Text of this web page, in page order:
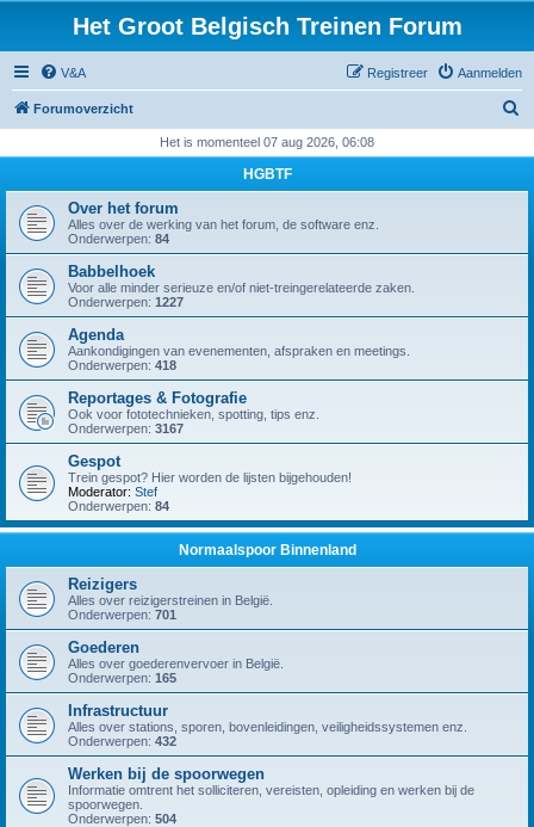
Het Groot Belgisch Treinen Forum
V&A Aanmelden
Registreer
Forumoverzicht
k
Het is momenteel 07 aug 2026, 06:08
HGBTF
Over het forum
Alles over de werking van het forum, de software enz.
Onderwerpen: 84
Babbelhoek
Voor alle minder serieuze en/of niet-treingerelateerde zaken.
Onderwerpen: 1227
Agenda
Aankondigingen van evenementen, afspraken en meetings.
Onderwerpen: 418
Reportages & Fotografie
Ook voor fototechnieken, spotting, tips enz.
Onderwerpen: 3167
Gespot
Trein gespot? Hier worden de lijsten bijgehouden!
Moderator: Stef
Onderwerpen: 84
Normaalspoor Binnenland
Reizigers
Alles over reizigerstreinen in België.
Onderwerpen: 701
Goederen
Alles over goederenvervoer in België.
Onderwerpen: 165
Infrastructuur
Alles over stations, sporen, bovenleidingen, veiligheidssystemen enz.
Onderwerpen: 432
Werken bij de spoorwegen
Informatie omtrent het solliciteren, vereisten, opleiding en werken bij de
spoorwegen.
Onderwerpen: 504